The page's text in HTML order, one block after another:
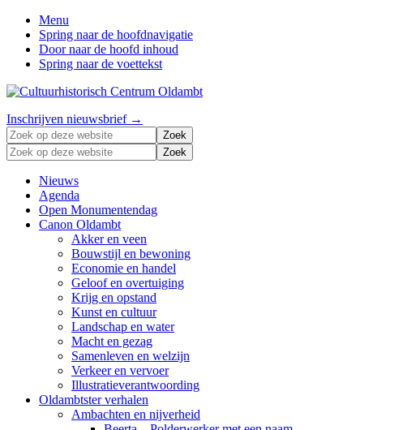
Menu
Spring naar de hoofdnavigatie
Door naar de hoofd inhoud
Spring naar de voettekst
Zonder
verleden
geen
toekomst
Header
Right
Inschrijven nieuwsbrief →
Zoek
op
deze
website
Zoek
op
deze
website
Nieuws
Agenda
Open Monumentendag
Canon Oldambt
Akker en veen
Bouwstijl en bewoning
Economie en handel
Geloof en overtuiging
Krijg en opstand
Kunst en cultuur
Landschap en water
Macht en gezag
Samenleven en welzijn
Verkeer en vervoer
Illustratieverantwoording
Oldambtster verhalen
Ambachten en nijverheid